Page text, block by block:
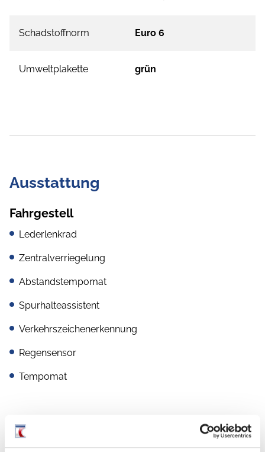
Schadstoffnorm Euro 6
Umweltplakette grün
Ausstattung
Fahrgestell
Lederlenkrad
Zentralverriegelung
Abstandstempomat
Spurhalteassistent
Verkehrszeichenerkennung
Regensensor
Tempomat
Aufbau